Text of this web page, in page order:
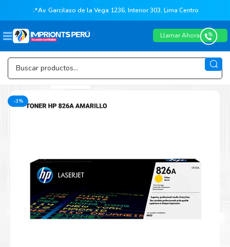
📍Av. Garcilaso de la Vega 1236, Interior 303, Lima Centro
Llamar Ahora
-3%